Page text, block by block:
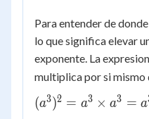
Para entender de
lo que significa elevar
exponente. La expresion
multiplica por si mismo
(a^{3})^{2}
(a3)2 = a3 × a3 = a